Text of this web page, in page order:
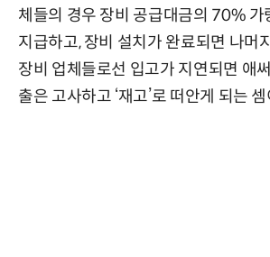
체들의 경우 장비 공급대금의 70% 가
지급하고, 장비 설치가 완료되면 나머
장비 업체들로선 입고가 지연되면 애
출은 고사하고 ‘재고’로 떠안게 되는